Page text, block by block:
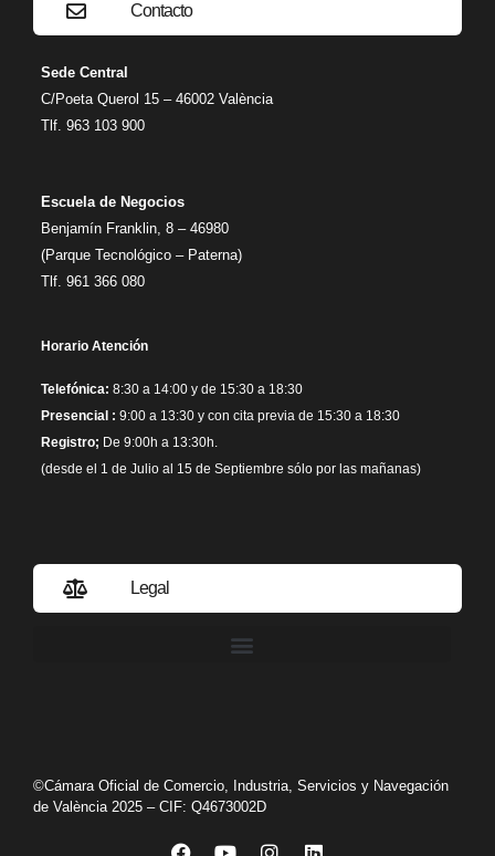
Contacto
Sede Central
C/Poeta Querol 15 – 46002 València
Tlf. 963 103 900
Escuela de Negocios
Benjamín Franklin, 8 – 46980
(Parque Tecnológico – Paterna)
Tlf. 961 366 080
Horario Atención
Telefónica: 8:30 a 14:00 y de 15:30 a 18:30
Presencial : 9:00 a 13:30 y con cita previa de 15:30 a 18:30
Registro; De 9:00h a 13:30h.
(desde el 1 de Julio al 15 de Septiembre sólo por las mañanas)
Legal
©Cámara Oficial de Comercio, Industria, Servicios y Navegación
de València 2025 – CIF: Q4673002D